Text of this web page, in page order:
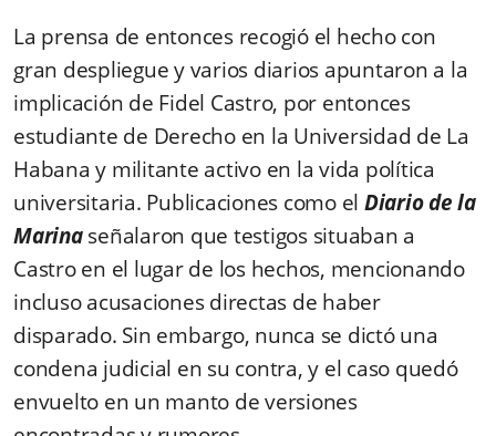
La prensa de entonces recogió el hecho con
gran despliegue y varios diarios apuntaron a la
implicación de Fidel Castro, por entonces
estudiante de Derecho en la Universidad de La
Habana y militante activo en la vida política
universitaria. Publicaciones como el Diario de la
Marinaseñalaron que testigos situaban a
Castro en el lugar de los hechos, mencionando
incluso acusaciones directas de haber
disparado. Sin embargo, nunca se dictó una
condena judicial en su contra, y el caso quedó
envuelto en un manto de versiones